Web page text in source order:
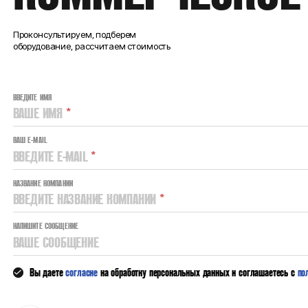
Проконсультируем, подберем
оборудование, рассчитаем стоимость
ВВЕДИТЕ ИМЯ
ВАШЕ ИМЯ *
ВАШ E-MAIL
ВВЕДИТЕ E-MAIL*
НАЗВАНИЕ КОМПАНИИ
ВВЕДИТЕ НАЗВАНИЕ КОМПАНИИ *
НАПИШИТЕ СООБЩЕНИЕ
ВАШЕ СООБЩЕНИЕ
Вы даетесогласиена обработку персональных данных и соглашаетесь с